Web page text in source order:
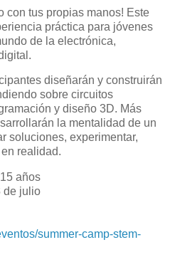
con tus propias manos! Este
práctica para jóvenes
de la electrónica,
diseñarán y construirán
sobre circuitos
y diseño 3D. Más
la mentalidad de un
soluciones, experimentar,
realidad.
años
de julio
summer-camp-stem-